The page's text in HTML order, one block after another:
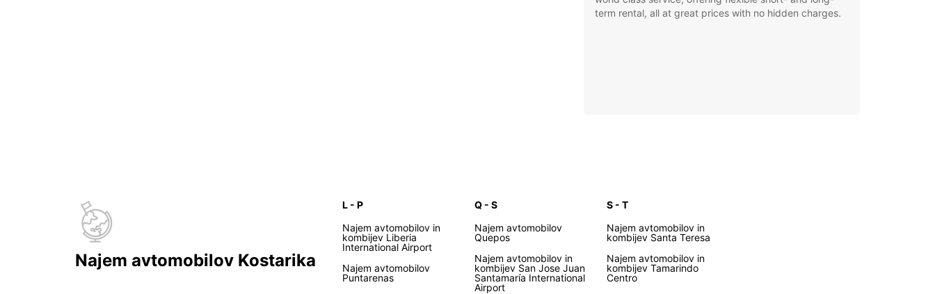
term rental, all at great prices with no hidden charges.
Najem avtomobilov Kostarika
L - P
Najem avtomobilov in
kombijev Liberia
International Airport
Najem avtomobilov
Puntarenas
Q - S
Najem avtomobilov
Quepos
Najem avtomobilov in
kombijev San Jose Juan
Santamaría International
Airport
S - T
Najem avtomobilov in
kombijev Santa Teresa
Najem avtomobilov in
kombijev Tamarindo
Centro